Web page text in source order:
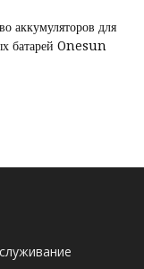
аккумуляторов для
батарей Onesun